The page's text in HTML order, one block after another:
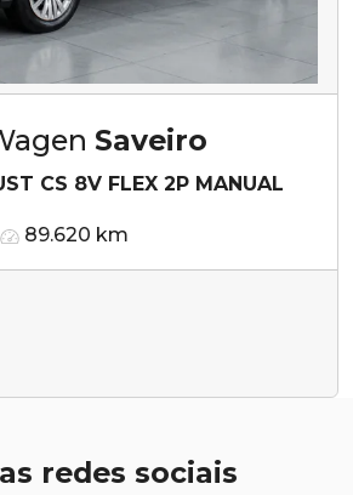
Saveiro
CS 8V FLEX 2P MANUAL
89.620 km
redes sociais